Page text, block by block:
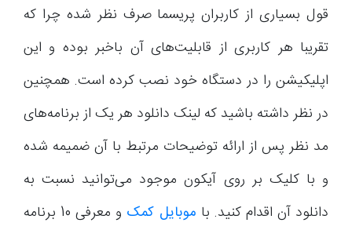
قول بسیاری از کاربران پریسما صرف نظر شده چرا که
تقریبا هر کاربری از قابلیت‌های آن باخبر بوده و این
اپلیکیشن را در دستگاه خود نصب کرده است. همچنین
در نظر داشته باشید که لینک دانلود هر یک از برنامه‌های
مد نظر پس از ارائه توضیحات مرتبط با آن ضمیمه شده
و با کلیک بر روی آیکون موجود می‌توانید نسبت به
دانلود آن اقدام کنید. با موبایل کمک
و معرفی 10 برنامه